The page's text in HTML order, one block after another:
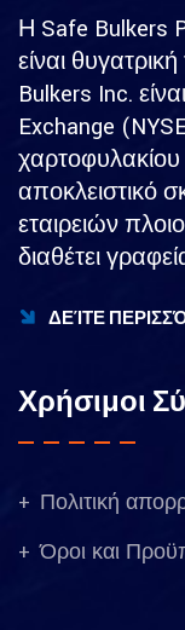
Η Safe Bulkers
είναι
Bulkers Inc.
Exchange
αποκλειστικό
εταιρειών
διαθέτει
ΔΕΊΤΕ
Χρήσιμοι
Πολιτική
Όροι και